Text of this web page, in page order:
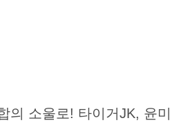
의 소울로! 타이거JK, 윤미